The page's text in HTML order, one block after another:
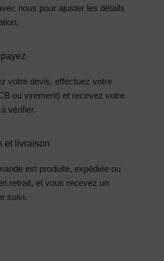
nous pour ajuster les détails
votre devis, effectuez votre
ou virement) et recevez votre
vérifier.
et livraison
est produite, expédiée ou
retrait, et vous recevez un
suivi.